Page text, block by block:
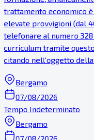
trattamento economico
elevate provvigioni (dal
telefonare al numero 328
curriculum tramite
citando nell'oggetto
Bergamo
07/08/2026
Tempo Indeterminato
Bergamo
07/08/2026